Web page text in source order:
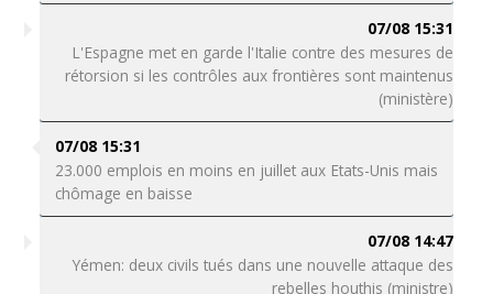
07/08 15:31
L'Espagne met en garde l'Italie contre des mesures de
rétorsion si les contrôles aux frontières sont maintenus
(ministère)
07/08 15:31
23.000 emplois en moins en juillet aux Etats-Unis mais
chômage en baisse
07/08 14:47
Yémen: deux civils tués dans une nouvelle attaque des
rebelles houthis (ministre)